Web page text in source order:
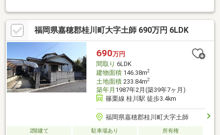
食店など多数あり生活利便性の良い立地です♪
福岡県嘉穂郡桂川町大字土師 690万円 6LDK
690万円
間取り 6LDK
建物面積146.38m2
土地面積233.84m2
築年月 1987年2月(築39年7ヶ月)
篠栗線 桂川駅 徒歩3.4km
福岡県嘉穂郡桂川町大字土師
2階建て 駐車場あり
所有権